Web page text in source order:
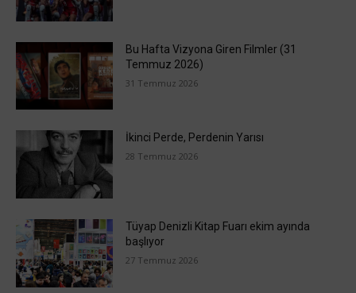
Bu Hafta Vizyona Giren Filmler (31
Temmuz 2026)
31 Temmuz 2026
İkinci Perde, Perdenin Yarısı
28 Temmuz 2026
Tüyap Denizli Kitap Fuarı ekim ayında
başlıyor
27 Temmuz 2026